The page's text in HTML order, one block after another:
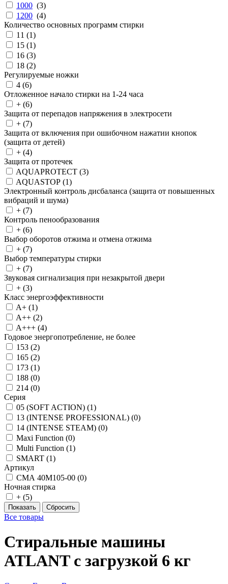
1000 (3)
1200 (4)
Количество основных программ стирки
11 (1)
15 (1)
16 (3)
18 (2)
Регулируемые ножки
4 (6)
Отложенное начало стирки на 1-24 часа
+ (6)
Защита от перепадов напряжения в электросети
+ (7)
Защита от включения при ошибочном нажатии кнопок
(защита от детей)
+ (4)
Защита от протечек
AQUAPROTECT (3)
AQUASTOP (1)
Электронный контроль дисбаланса (защита от повышенных
вибраций и шума)
+ (7)
Контроль пенообразования
+ (6)
Выбор оборотов отжима и отмена отжима
+ (7)
Выбор температуры стирки
+ (7)
Звуковая сигнализация при незакрытой двери
+ (3)
Класс энергоэффективности
A+ (1)
A++ (2)
A+++ (4)
Годовое энергопотребление, не более
153 (2)
165 (2)
173 (1)
188 (0)
214 (0)
Серия
05 (SOFT ACTION) (1)
13 (INTENSE PROFESSIONAL) (0)
14 (INTENSE STEAM) (0)
Maxi Function (0)
Multi Function (1)
SMART (1)
Артикул
СМА 40М105-00 (0)
Ночная стирка
+ (5)
Все товары
Стиральные машины
ATLANT с загрузкой 6 кг